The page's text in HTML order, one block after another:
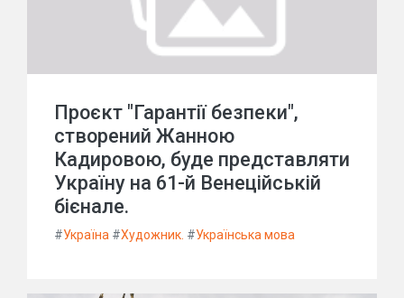
Проєкт "Гарантії безпеки",
створений Жанною
Кадировою, буде представляти
Україну на 61-й Венеційській
бієнале.
#Україна #Художник. #Українська мова